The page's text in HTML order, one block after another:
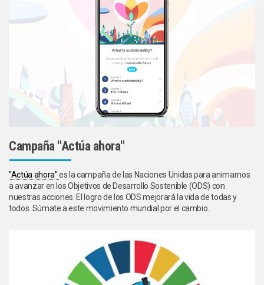
Campaña "Actúa ahora"
"Actúa ahora"es la campaña de las Naciones Unidas para animarnos
a avanzar en los Objetivos de Desarrollo Sostenible (ODS) con
nuestras acciones. El logro de los ODS mejorará la vida de todas y
todos. Súmate a este movimiento mundial por el cambio.